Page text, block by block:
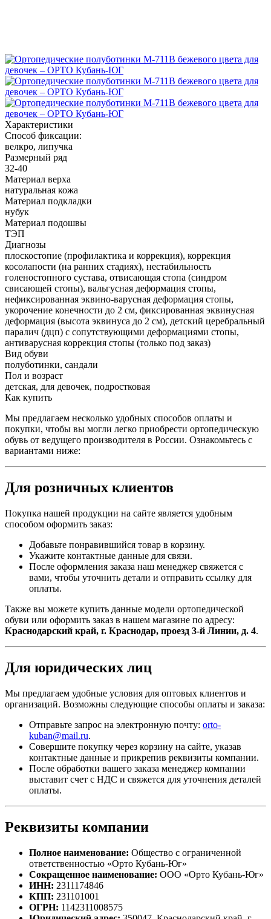
Характеристики
Способ фиксации:
велкро, липучка
Размерный ряд
32-40
Материал верха
натуральная кожа
Материал подкладки
нубук
Материал подошвы
ТЭП
Диагнозы
плоскостопие (профилактика и коррекция), коррекция
косолапости (на ранних стадиях), нестабильность
голеностопного сустава, отвисающая стопа (синдром
свисающей стопы), вальгусная деформация стопы,
нефиксированная эквино-варусная деформация стопы,
укорочение конечности до 2 см, фиксированная эквинусная
деформация (высота эквинуса до 2 см), детский церебральный
паралич (дцп) с сопутствующими деформациями стопы,
антиварусная коррекция стопы (только под заказ)
Вид обуви
полуботинки, сандали
Пол и возраст
детская, для девочек, подростковая
Как купить
Мы предлагаем несколько удобных способов оплаты и
покупки, чтобы вы могли легко приобрести ортопедическую
обувь от ведущего производителя в России. Ознакомьтесь с
вариантами ниже:
Для розничных клиентов
Покупка нашей продукции на сайте является удобным
способом оформить заказ:
Добавьте понравившийся товар в корзину.
Укажите контактные данные для связи.
После оформления заказа наш менеджер свяжется с
вами, чтобы уточнить детали и отправить ссылку для
оплаты.
Также вы можете купить данные модели ортопедической
обуви или оформить заказ в нашем магазине по адресу:
Краснодарский край, г. Краснодар, проезд 3-й Линии, д. 4.
Для юридических лиц
Мы предлагаем удобные условия для оптовых клиентов и
организаций. Возможны следующие способы оплаты и заказа:
Отправьте запрос на электронную почту: orto-
kuban@mail.ru.
Совершите покупку через корзину на сайте, указав
контактные данные и прикрепив реквизиты компании.
После обработки вашего заказа менеджер компании
выставит счет с НДС и свяжется для уточнения деталей
оплаты.
Реквизиты компании
Полное наименование: Общество с ограниченной
ответственностью «Орто Кубань-Юг»
Сокращенное наименование: ООО «Орто Кубань-Юг»
ИНН: 2311174846
КПП: 231101001
ОГРН: 1142311008575